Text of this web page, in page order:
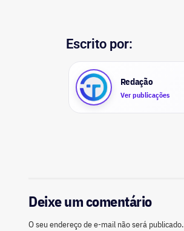
Escrito por:
Redação
Ver publicações
Deixe um comentário
O seu endereço de e-mail não será publicado.